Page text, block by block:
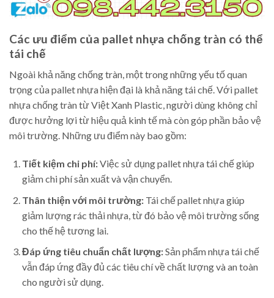
Các ưu điểm của pallet nhựa chống tràn có thể
tái chế
Ngoài khả năng chống tràn, một trong những yếu tố quan
trọng của pallet nhựa hiện đại là khả năng tái chế. Với pallet
nhựa chống tràn từ Việt Xanh Plastic, người dùng không chỉ
được hưởng lợi từ hiệu quả kinh tế mà còn góp phần bảo vệ
môi trường. Những ưu điểm này bao gồm:
Tiết kiệm chi phí:Việc sử dụng pallet nhựa tái chế giúp
giảm chi phí sản xuất và vận chuyển.
Thân thiện với môi trường:Tái chế pallet nhựa giúp
giảm lượng rác thải nhựa, từ đó bảo vệ môi trường sống
cho thế hệ tương lai.
Đáp ứng tiêu chuẩn chất lượng:Sản phẩm nhựa tái chế
vẫn đáp ứng đầy đủ các tiêu chí về chất lượng và an toàn
cho người sử dụng.